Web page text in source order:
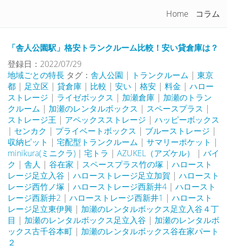
Home コラム
「舎人公園駅」格安トランクルーム比較！安い貸倉庫は？
登録日：2022/07/29
地域ごとの特長 タグ： 舎人公園 | トランクルーム | 東京
都 | 足立区 | 貸倉庫 | 比較 | 安い | 格安 | 料金 | ハロー
ストレージ | ライゼボックス | 加瀬倉庫 | 加瀬のトラン
クルーム | 加瀬のレンタルボックス | スペースプラス |
ストレージ王 | アペックスストレージ | ハッピーボックス
| センカク | プライベートボックス | ブルーストレージ |
収納ピット | 宅配型トランクルーム | サマリーポケット |
minikura(ミニクラ) | 宅トラ | AZUKEL（アズケル） | バイ
ク | 舎人 | 谷在家 | スペースプラス竹の塚 | ハロースト
レージ足立入谷 | ハローストレージ足立加賀 | ハロースト
レージ西竹ノ塚 | ハローストレージ西新井4 | ハロースト
レージ西新井2 | ハローストレージ西新井1 | ハロースト
レージ足立東伊興 | 加瀬のレンタルボックス足立入谷４丁
目 | 加瀬のレンタルボックス足立入谷 | 加瀬のレンタルボ
ックス古千谷本町 | 加瀬のレンタルボックス谷在家パート
２